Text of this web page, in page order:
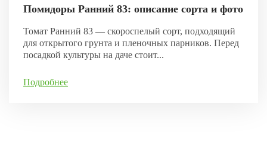
Помидоры Ранний 83: описание сорта и фото
Томат Ранний 83 — скороспелый сорт, подходящий
для открытого грунта и пленочных парников. Перед
посадкой культуры на даче стоит...
Подробнее